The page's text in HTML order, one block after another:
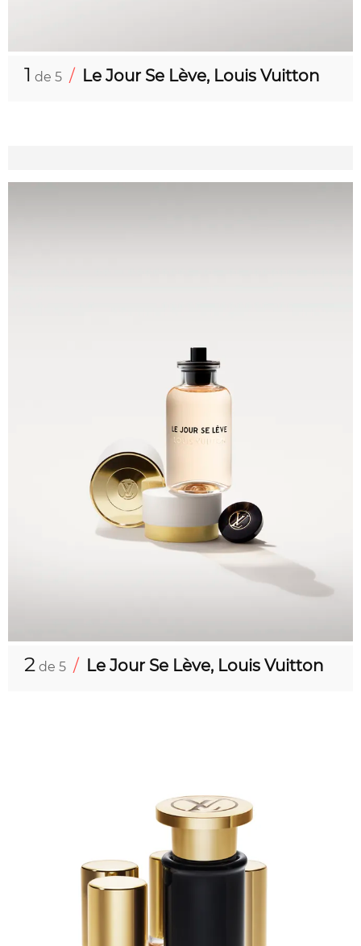
1 de 5 / Le Jour Se Lève, Louis Vuitton
2 de 5 / Le Jour Se Lève, Louis Vuitton